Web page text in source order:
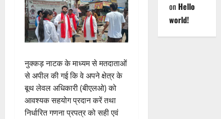
नुक्कड़ नाटक के माध्यम से मतदाताओं
से अपील की गई कि वे अपने क्षेत्र के
बूथ लेवल अधिकारी (बीएलओ) को
आवश्यक सहयोग प्रदान करें तथा
निर्धारित गणना प्रपत्र को सही एवं
on Hello
world!